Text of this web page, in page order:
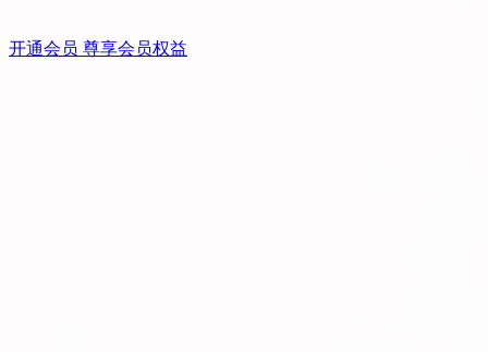
开通会员 尊享会员权益